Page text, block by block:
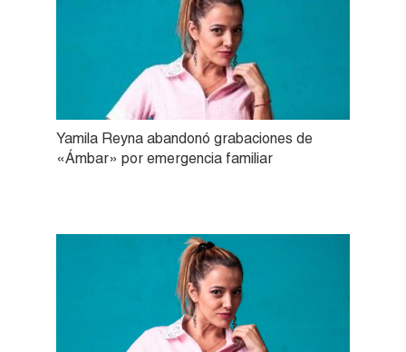
Yamila Reyna abandonó grabaciones de
«Ámbar» por emergencia familiar